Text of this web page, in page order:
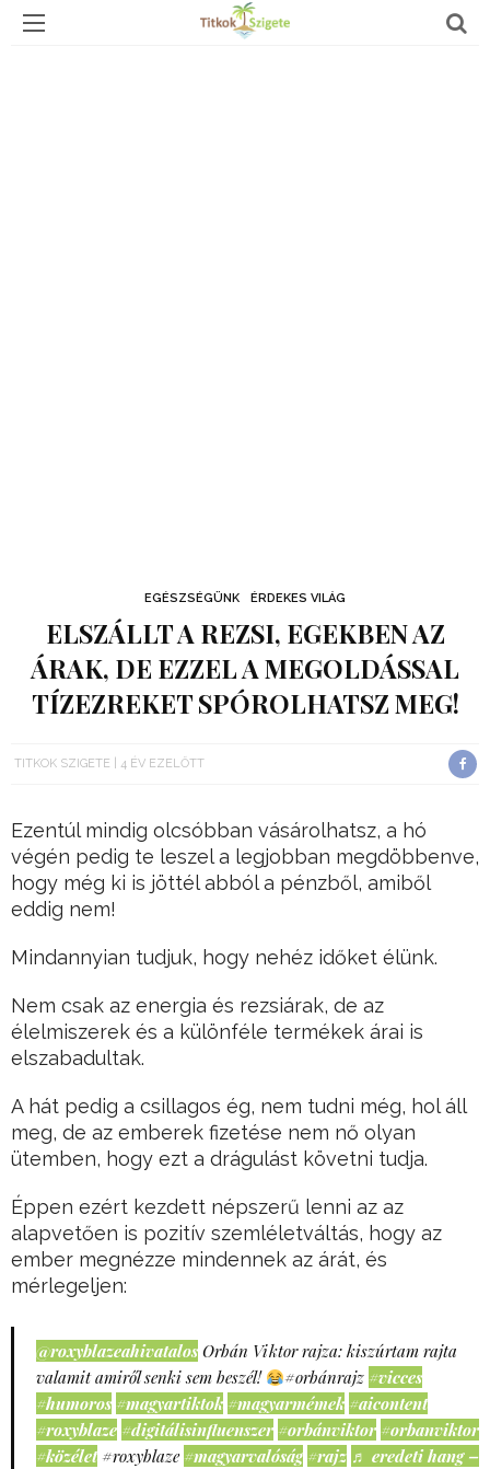
EGÉSZSÉGÜNK ÉRDEKES VILÁG
ELSZÁLLT A REZSI, EGEKBEN AZ
ÁRAK, DE EZZEL A MEGOLDÁSSAL
TÍZEZREKET SPÓROLHATSZ MEG!
TITKOK SZIGETE 4 ÉV EZELŐTT
Ezentúl mindig olcsóbban vásárolhatsz, a hó
végén pedig te leszel a legjobban megdöbbenve,
hogy még ki is jöttél abból a pénzből, amiből
eddig nem!
Mindannyian tudjuk, hogy nehéz időket élünk.
Nem csak az energia és rezsiárak, de az
élelmiszerek és a különféle termékek árai is
elszabadultak.
A hát pedig a csillagos ég, nem tudni még, hol áll
meg, de az emberek fizetése nem nő olyan
ütemben, hogy ezt a drágulást követni tudja.
Éppen ezért kezdett népszerű lenni az az
alapvetően is pozitív szemléletváltás, hogy az
ember megnézze mindennek az árát, és
mérlegeljen:
@roxyblazeahivatalos Orbán Viktor rajza: kiszúrtam rajta
valamit amiről senki sem beszél!
#orbánrajz #vicces
#humoros #magyartiktok #magyarmémek #aicontent
#roxyblaze #digitálisinfluenszer #orbánviktor #orbanviktor
#közélet #roxyblaze #magyarvalóság #rajz ♬ eredeti hang –